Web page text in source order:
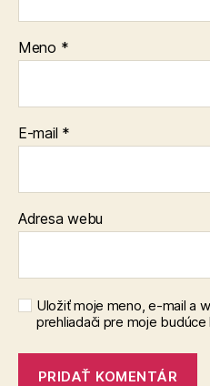
Meno *
E-mail *
Adresa webu
Uložiť moje meno, e-mail a
prehliadači pre moje